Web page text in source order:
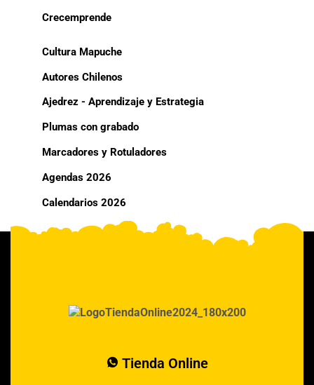
Crecemprende
Cultura Mapuche
Autores Chilenos
Ajedrez - Aprendizaje y Estrategia
Plumas con grabado
Marcadores y Rotuladores
Agendas 2026
Calendarios 2026
Tienda Online